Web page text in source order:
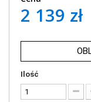
2 139 zł
Ilość